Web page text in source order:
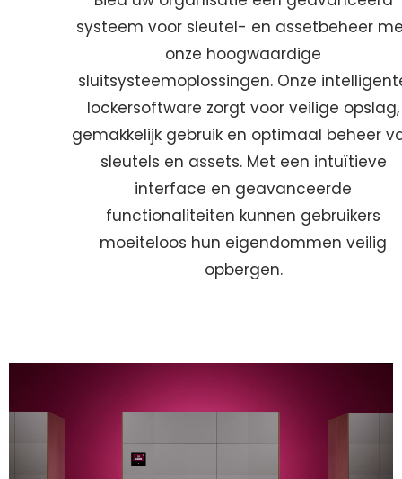
systeem voor sleutel- en assetbeheer
onze hoogwaardige
sluitsysteemoplossingen. Onze
lockersoftware zorgt voor veilige opslag,
gemakkelijk gebruik en optimaal beheer
sleutels en assets. Met een intuïtieve
interface en geavanceerde
functionaliteiten kunnen gebruikers
moeiteloos hun eigendommen veilig
opbergen.